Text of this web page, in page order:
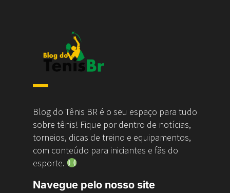
Blog do Tênis BR é o seu espaço para tudo
sobre tênis! Fique por dentro de notícias,
torneios, dicas de treino e equipamentos,
com conteúdo para iniciantes e fãs do
esporte.
Navegue pelo nosso site